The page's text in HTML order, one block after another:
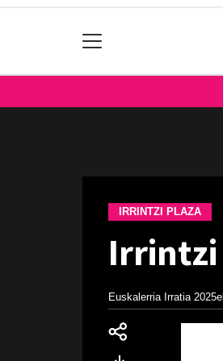
IRRINTZI PLAZA
Irrintzi
Euskalerria Irratia